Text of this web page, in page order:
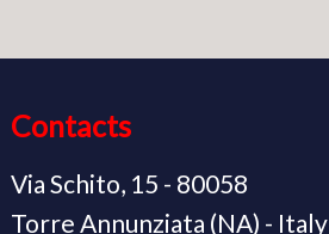
Contacts
Via Schito, 15 - 80058
Torre Annunziata (NA) - Italy